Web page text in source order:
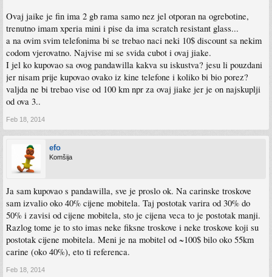
Ovaj jaike je fin ima 2 gb rama samo nez jel otporan na ogrebotine,
trenutno imam xperia mini i pise da ima scratch resistant glass...
a na ovim svim telefonima bi se trebao naci neki 10$ discount sa nekim
codom vjerovatno. Najvise mi se svida cubot i ovaj jiake.
I jel ko kupovao sa ovog pandawilla kakva su iskustva? jesu li pouzdani
jer nisam prije kupovao ovako iz kine telefone i koliko bi bio porez?
valjda ne bi trebao vise od 100 km npr za ovaj jiake jer je on najskuplji
od ova 3..
Feb 18, 2014
efo
Komšija
Ja sam kupovao s pandawilla, sve je proslo ok. Na carinske troskove
sam izvalio oko 40% cijene mobitela. Taj postotak varira od 30% do
50% i zavisi od cijene mobitela, sto je cijena veca to je postotak manji.
Razlog tome je to sto imas neke fiksne troskove i neke troskove koji su
postotak cijene mobitela. Meni je na mobitel od ~100$ bilo oko 55km
carine (oko 40%), eto ti referenca.
Feb 18, 2014